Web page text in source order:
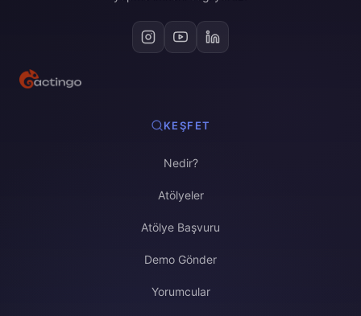
KEŞFET
Nedir?
Atölyeler
Atölye Başvuru
Demo Gönder
Yorumcular